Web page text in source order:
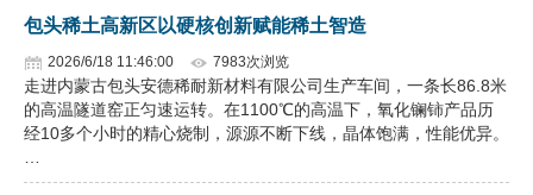
包头稀土高新区以硬核创新赋能稀土智造
2026/6/18 11:46:00 7983次浏览
走进内蒙古包头安德稀耐新材料有限公司生产车间，一条长86.8米
的高温隧道窑正匀速运转。在1100℃的高温下，氧化镧铈产品历
经10多个小时的精心烧制，源源不断下线，晶体饱满，性能优异。